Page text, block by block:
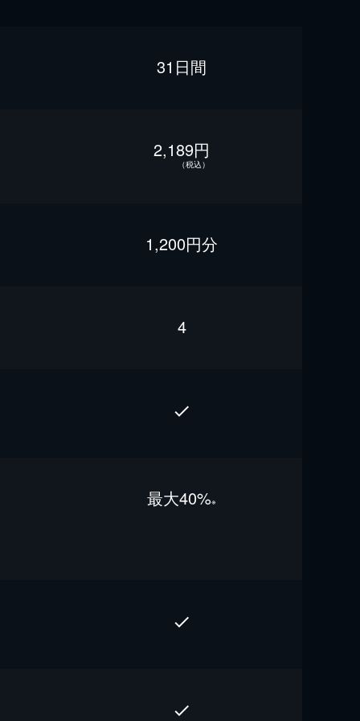
31日間
2,189円
（税込）
1,200円分
4
最⼤40%※